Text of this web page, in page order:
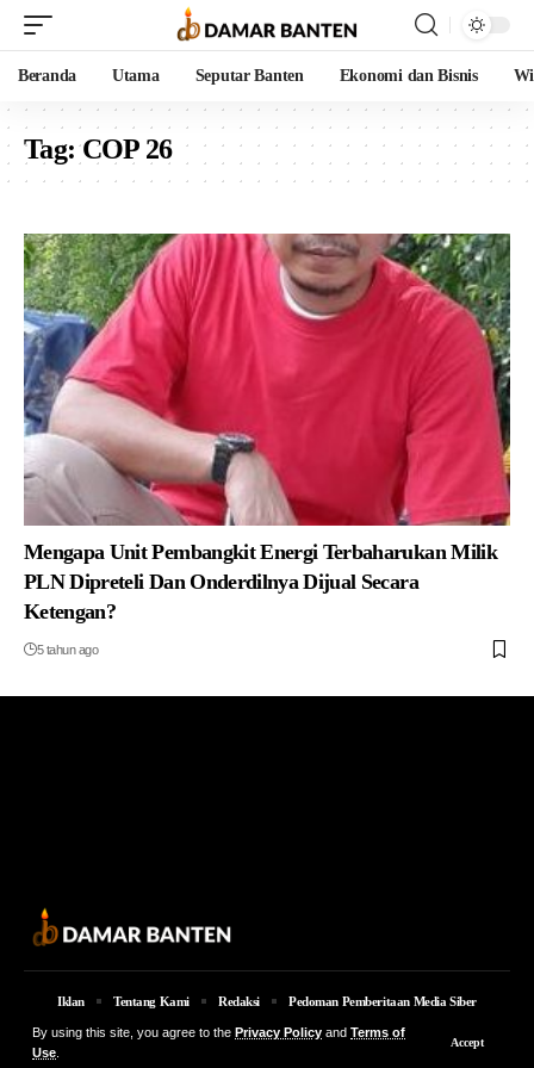
By using this site, you agree to the Privacy Policy and Terms of
Use
Accept
Beranda Utama Seputar Banten Ekonomi dan Bisnis
Tag:COP 26
Mengapa Unit Pembangkit Energi Terbaharukan Milik
PLN Dipreteli Dan Onderdilnya Dijual Secara
Ketengan?
5 tahun ago
© 2026 Damar Banten | PT. MEDIA DAMAR BANTEN Jalan Jakarta KM 5,
Iklan Tentang Kami Redaksi Pedoman Pemberitaan Media Siber